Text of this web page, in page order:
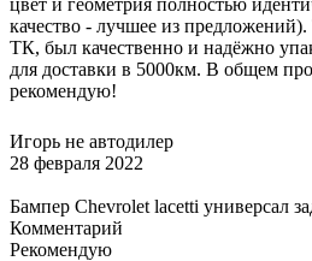
качество - лучшее из предложений).
ТК, был качественно и надёжно
для доставки в 5000км. В общем
рекомендую!
Игорь не автодилер
28 февраля 2022
Бампер Chevrolet lacetti универсал
Комментарий
Рекомендую